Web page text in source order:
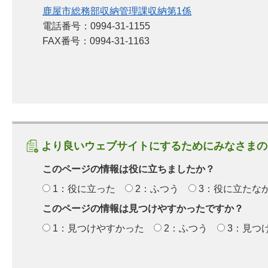
鹿屋市総務部収納管理課収納第1係
電話番号：0994-31-1155
FAX番号：0994-31-1163
より良いウェブサイトにするためにみなさま
このページの情報は役に立ちましたか？
1：役に立った
2：ふつう
3：役に立たな
このページの情報は見つけやすかったですか？
1：見つけやすかった
2：ふつう 3：見つ